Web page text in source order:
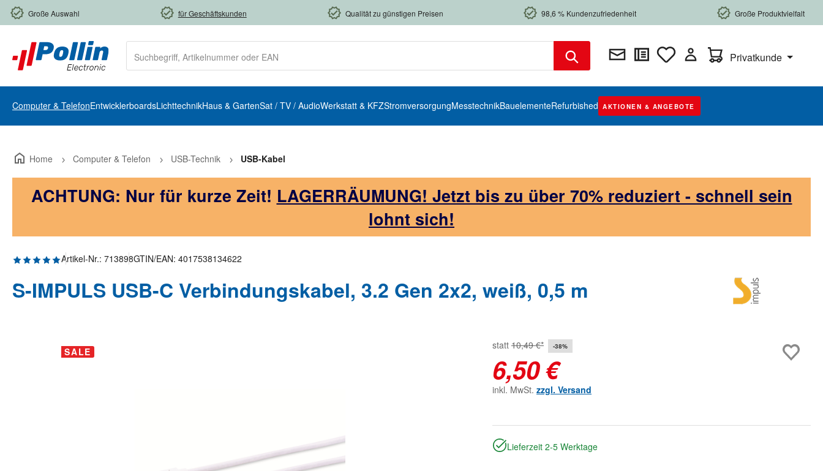
Hauptinhalt springen
Zur Suche springen
Zur Hauptnavigation springen
Große Auswahl für Geschäftskunden Qualität zu günstigen Preisen 98,6 % Kundenzufriedenheit Große Produktvielfalt
Warenkorb enthält 0
Privatkunde
Computer & TelefonEntwicklerboardsLichttechnikHaus & GartenSat / TV / AudioWerkstatt & KFZStromversorgungMesstechnikBauelementeRefurbished AKTIONEN & ANGEBOTE
Home Computer & Telefon USB-Technik USB-Kabel
ACHTUNG: Nur für kurze Zeit! LAGERRÄUMUNG! Jetzt bis zu über 70% reduziert - schnell sein
lohnt sich!
Durchschnittliche Bewertung von 5 von 5 Sternen
Artikel-Nr.: 713898GTIN/EAN: 4017538134622
S-IMPULS USB-C Verbindungskabel, 3.2 Gen 2x2, weiß, 0,5 m
Bildergalerie überspringen
SALE
statt 10,49 €* -38%
6,50 €
inkl. MwSt. zzgl. Versand
Lieferzeit 2-5 Werktage